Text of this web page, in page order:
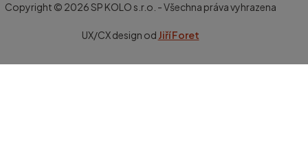
Copyright © 2026 SP KOLO s.r.o. - Všechna práva vyhrazena
UX/CX design od Jiří Foret